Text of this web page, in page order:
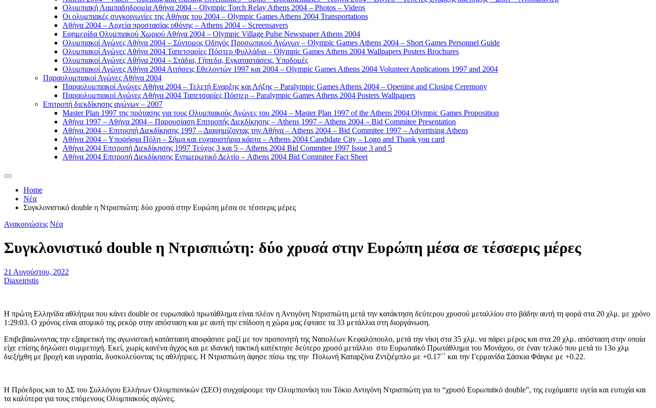
Ολυμπιακή Λαμπαδηδρομία Αθήνα 2004 – Olympic Torch Relay Athens 2004 – Photos – Videos
Οι ολυμπιακές συγκοινωνίες της Αθήνας του 2004 – Olympic Games Athens 2004 Transportations
Αθήνα 2004 – Αρχεία προστασίας οθόνης – Athens 2004 – Screensavers
Εφημερίδα Ολυμπιακού Χωριού Αθήνα 2004 – Olympic Village Pulse Newspaper Athens 2004
Ολυμπιακοί Αγώνες Αθήνα 2004 – Σύντομος Οδηγός Προσωπικού Αγώνων – Olympic Games Athens 2004 – Short Games Personnel Guide
Ολυμπιακοί Αγώνες Αθήνα 2004 Ταπετσαρίες Πόστερ Φυλλάδια – Olympic Games Athens 2004 Wallpapers Posters Brochures
Ολυμπιακοί Αγώνες Αθήνα 2004 – Στάδια, Γήπεδα, Εγκαταστάσεις, Υποδομές
Ολυμπιακοί Αγώνες Αθήνα 2004 Αιτήσεις Εθελοντών 1997 και 2004 – Olympic Games Athens 2004 Volunteer Applications 1997 and 2004
Παραολυμπιακοί Αγώνες Αθήνα 2004
Παραολυμπιακοί Αγώνες Αθήνα 2004 – Τελετή Εναρξης και Λήξης – Paralympic Games Athens 2004 – Opening and Closing Ceremony
Παραολυμπιακοί Αγώνες Αθήνα 2004 Ταπετσαρίες Πόστερ – Paralympic Games Athens 2004 Posters Wallpapers
Επιτροπή διεκδίκησης αγώνων – 2007
Master Plan 1997 της πρότασης για τους Ολυμπιακούς Αγώνες του 2004 – Master Plan 1997 of the Athens 2004 Olympic Games Proposition
Αθήνα 1997 – Αθήνα 2004 – Παρουσίαση Επιτροπής Διεκδίκησης – Athens 1997 – Athens 2004 – Bid Commitee Presentation
Αθήνα 2004 – Επιτροπή Διεκδίκησης 1997 – Διαφημίζοντας την Αθήνα – Athens 2004 – Bid Commitee 1997 – Advertising Athens
Αθήνα 2004 – Υποψήφια Πόλη – Σήμα και ευχαριστήρια κάρτα – Athens 2004 Candidate City – Logo and Thank you card
Αθήνα 2004 Επιτροπή Διεκδίκησης 1997 Τεύχος 3 και 5 – Athens 2004 Bid Commitee 1997 Issue 3 and 5
Αθήνα 2004 Επιτροπή Διεκδίκησης Ενημερωτικό Δελτίο – Athens 2004 Bid Commitee Fact Sheet
Home
Νέα
Συγκλονιστικό double η Ντρισπιώτη: δύο χρυσά στην Ευρώπη μέσα σε τέσσερις μέρες
Ανακοινώσεις Νέα
Συγκλονιστικό double η Ντρισπιώτη: δύο χρυσά στην Ευρώπη μέσα σε τέσσερις μέρες
21 Αυγούστου, 2022
Diaxeiristis
Η πρώτη Ελληνίδα αθλήτρια που κάνει double σε ευρωπαϊκό πρωτάθλημα είναι πλέον η Αντιγόνη Ντρισπιώτη μετά την κατάκτηση δεύτερου χρυσού μεταλλίου στο βάδην αυτή τη φορά στα 20 χλμ. με χρόνο
1:29:03. Ο χρόνος είναι ατομικό της ρεκόρ στην απόσταση και με αυτή την επίδοση η χώρα μας έφτασε τα 33 μετάλλια στη διοργάνωση.
Επιβεβαιώνοντας την εξαιρετική της αγωνιστική κατάσταση αποφάσισε μαζί με τον προπονητή της Ναπολέων Κεφαλόπουλο, μετά την νίκη στα 35 χλμ. να πάρει μέρος και στα 20 χλμ. απόσταση στην οποία
είχε επίσης δηλώσει συμμετοχή. Εκεί, χωρίς κανένα άγχος και με ιδανική τακτική κατέκτησε δεύτερο χρυσό μετάλλιο στο Ευρωπαϊκό Πρωτάθλημα του Μονάχου, σε έναν τελικό που μετά το 13ο χλμ
διεξήχθη με βροχή και υγρασία, δυσκολεύοντας τις αθλήτριες. Η Ντρισπιώτη άφησε πίσω της την Πολωνή Καταρζίνα Ζντζιέμπλο με +0.17΄΄ και την Γερμανίδα Σάσκια Φάιγκε με +0.22.
Η Πρόεδρος και το ΔΣ του Συλλόγου Ελλήνων Ολυμπιονικών (ΣΕΟ) συγχαίρουμε την Ολυμπιονίκη του Τόκιο Αντιγόνη Ντρισπιώτη για το “χρυσό Ευρωπαϊκό double”, της ευχόμαστε υγεία και ευτυχία και
τα καλύτερα για τους επόμενους Ολυμπιακούς αγώνες.